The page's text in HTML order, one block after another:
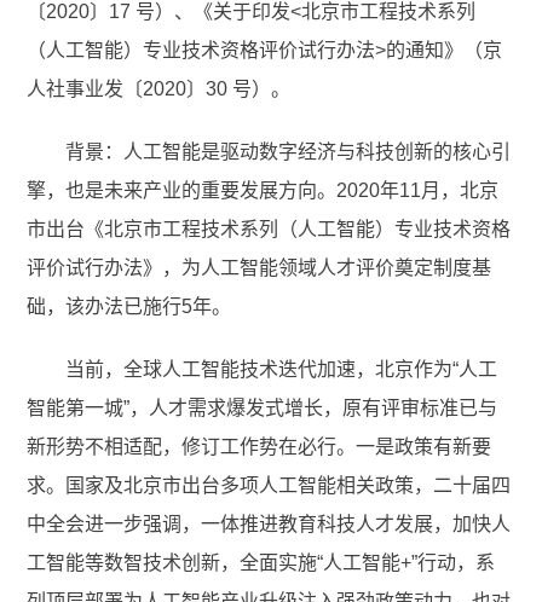
〔2020〕17 号）、《关于印发<北京市工程技术系列
（人工智能）专业技术资格评价试行办法>的通知》（京
人社事业发〔2020〕30 号）。
背景：人工智能是驱动数字经济与科技创新的核心引
擎，也是未来产业的重要发展方向。2020年11月，北京
市出台《北京市工程技术系列（人工智能）专业技术资格
评价试行办法》，为人工智能领域人才评价奠定制度基
础，该办法已施行5年。
当前，全球人工智能技术迭代加速，北京作为“人工
智能第一城”，人才需求爆发式增长，原有评审标准已与
新形势不相适配，修订工作势在必行。一是政策有新要
求。国家及北京市出台多项人工智能相关政策，二十届四
中全会进一步强调，一体推进教育科技人才发展，加快人
工智能等数智技术创新，全面实施“人工智能+”行动，系